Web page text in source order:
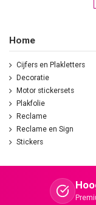
Home
Cijfers en Plakletters
Decoratie
Motor stickersets
Plakfolie
Reclame
Reclame en Sign
Stickers